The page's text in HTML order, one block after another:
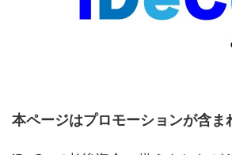
本ページはプロモーションが含ま